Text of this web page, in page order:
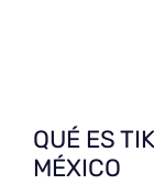
QUÉ ES
MÉXICO